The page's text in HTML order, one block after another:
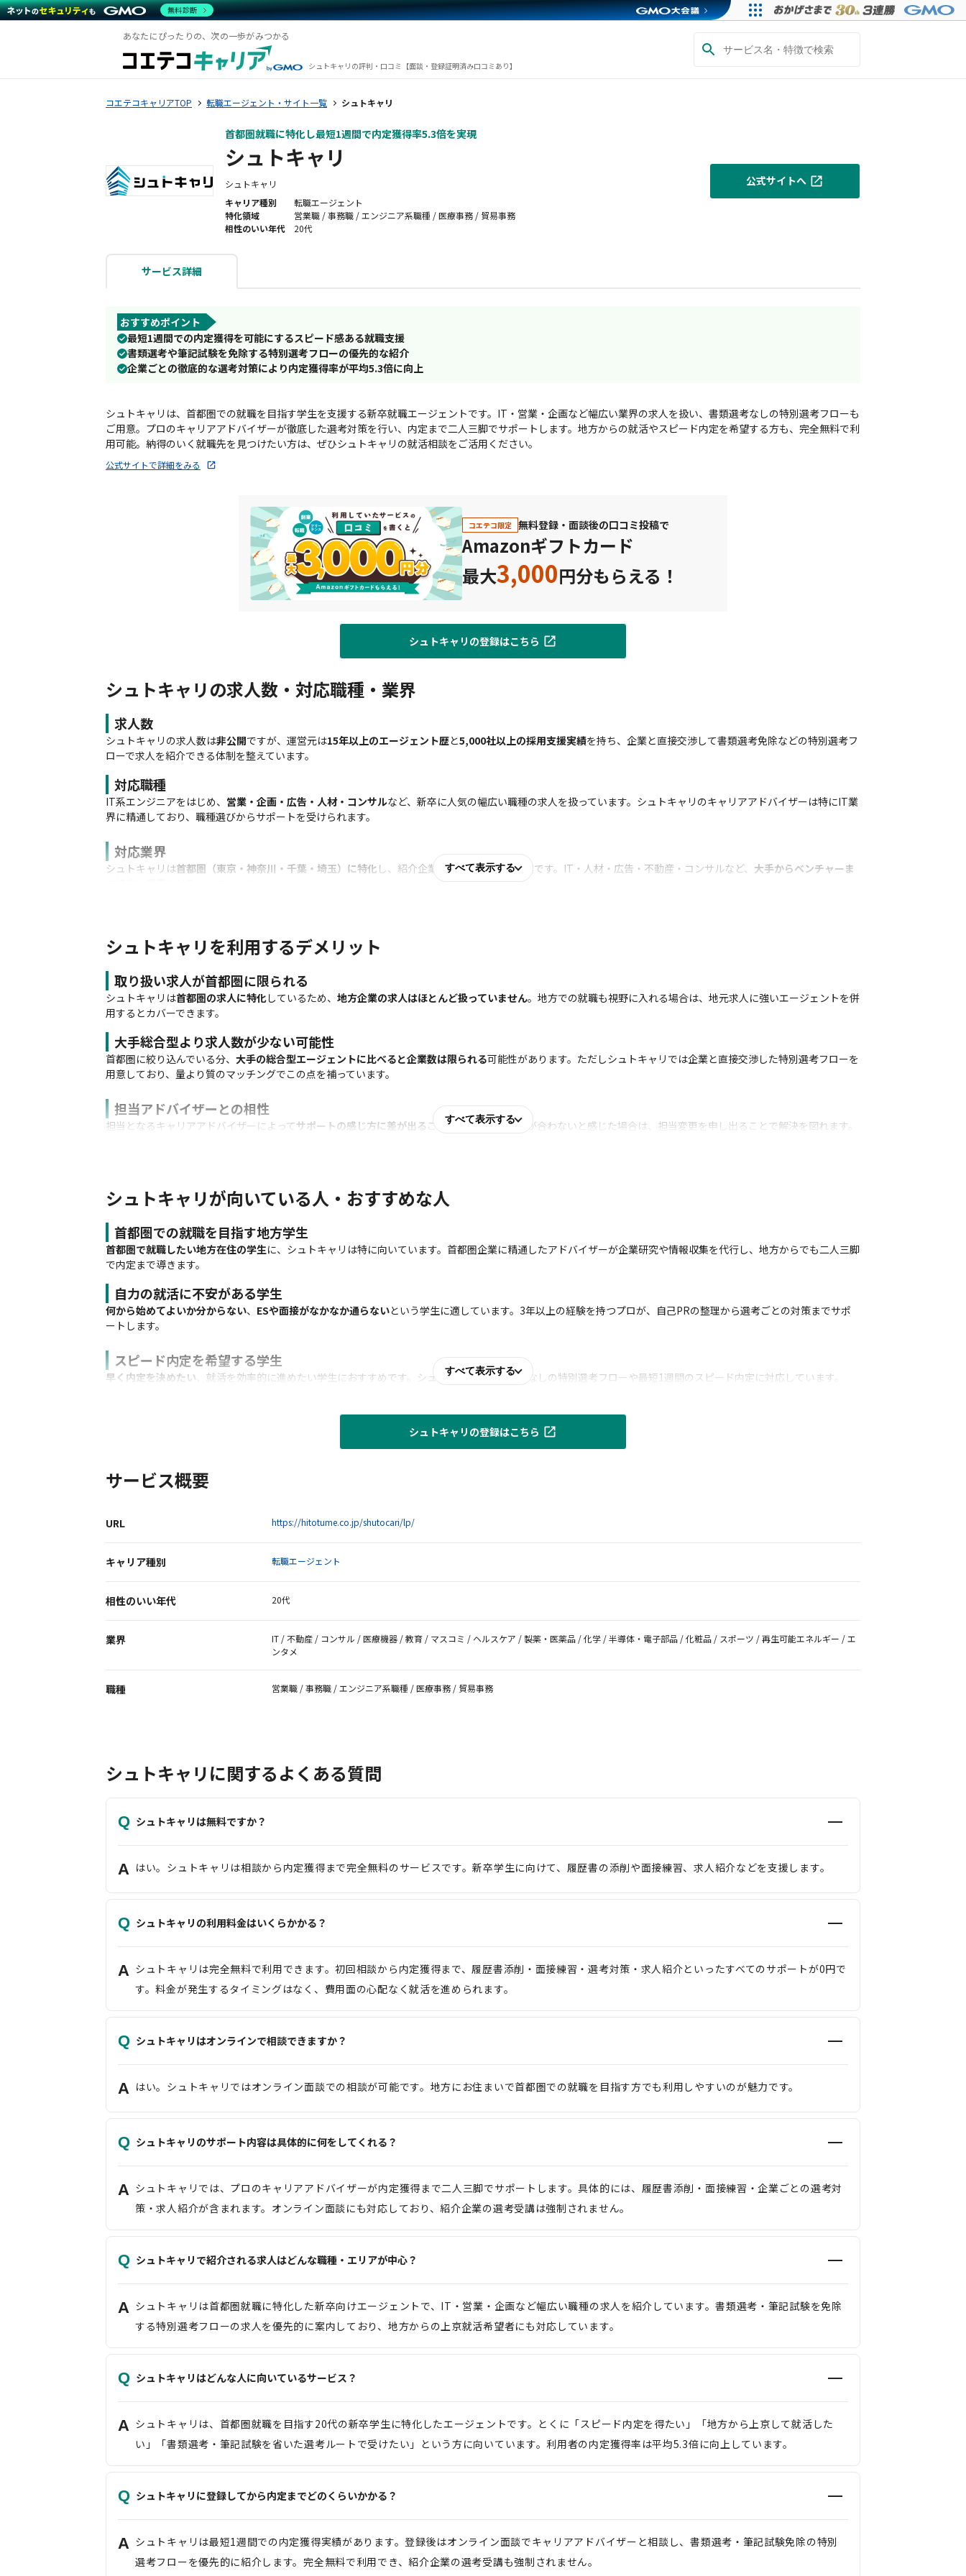
あなたにぴったりの、次の一歩がみつかる
シュトキャリの評判・口コミ【面談・登録証明済み口コミあり】
コエテコキャリアTOP 転職エージェント・サイト一覧 シュトキャリ
首都圏就職に特化し最短1週間で内定獲得率5.3倍を実現
シュトキャリ
シュトキャリ
キャリア種別
転職エージェント
特化領域
営業職 / 事務職 / エンジニア系職種 / 医療事務 / 貿易事務
相性のいい年代
20代
公式サイトへ
サービス詳細
おすすめポイント
最短1週間での内定獲得を可能にするスピード感ある就職支援
書類選考や筆記試験を免除する特別選考フローの優先的な紹介
企業ごとの徹底的な選考対策により内定獲得率が平均5.3倍に向上
シュトキャリは、首都圏での就職を目指す学生を支援する新卒就職エージェントです。IT・営業・企画など幅広い業界の求人を扱い、書類選考なしの特別選考フローも
ご用意。プロのキャリアアドバイザーが徹底した選考対策を行い、内定まで二人三脚でサポートします。地方からの就活やスピード内定を希望する方も、完全無料で利
用可能。納得のいく就職先を見つけたい方は、ぜひシュトキャリの就活相談をご活用ください。
公式サイトで詳細をみる
コエテコ限定 無料登録・面談後の口コミ投稿で
Amazonギフトカード
最大3,000円分もらえる！
シュトキャリの登録はこちら
シュトキャリの求人数・対応職種・業界
求人数
シュトキャリの求人数は非公開ですが、運営元は15年以上のエージェント歴と5,000社以上の採用支援実績を持ち、企業と直接交渉して書類選考免除などの特別選考フ
ローで求人を紹介できる体制を整えています。
対応職種
IT系エンジニアをはじめ、 営業・企画・広告・人材・コンサルなど、新卒に人気の幅広い職種の求人を扱っています。シュトキャリのキャリアアドバイザーは特にIT業
界に精通しており、職種選びからサポートを受けられます。
対応業界
シュトキャリは首都圏（東京・神奈川・千葉・埼玉）に特化 し、紹介企業の約9割が首都圏企業です。IT・人材・広告・不動産・コンサルなど、 大手からベンチャーま
すべて表示する
シュトキャリを利用するデメリット
取り扱い求人が首都圏に限られる
シュトキャリは首都圏の求人に特化しているため、 地方企業の求人はほとんど扱っていません。地方での就職も視野に入れる場合は、地元求人に強いエージェントを併
用するとカバーできます。
大手総合型より求人数が少ない可能性
首都圏に絞り込んでいる分、 大手の総合型エージェントに比べると企業数は限られる可能性があります。ただしシュトキャリでは企業と直接交渉した特別選考フローを
用意しており、量より質のマッチングでこの点を補っています。
担当アドバイザーとの相性
担当となるキャリアアドバイザーによってサポートの感じ方に差が出る ことがあります。相性が合わないと感じた場合は、担当変更を申し出ることで解決を図れます。
すべて表示する
シュトキャリが向いている人・おすすめな人
首都圏での就職を目指す地方学生
首都圏で就職したい地方在住の学生に、シュトキャリは特に向いています。首都圏企業に精通したアドバイザーが企業研究や情報収集を代行し、地方からでも二人三脚
で内定まで導きます。
自力の就活に不安がある学生
何から始めてよいか分からない、 ESや面接がなかなか通らないという学生に適しています。3年以上の経験を持つプロが、自己PRの整理から選考ごとの対策までサポ
ートします。
スピード内定を希望する学生
早く内定を決めたい 、就活を効率的に進めたい学生におすすめです。シュトキャリは書類選考なしの特別選考フローや最短1週間のスピード内定に対応しています。
すべて表示する
シュトキャリの登録はこちら
サービス概要
URL https://hitotume.co.jp/shutocari/lp/
キャリア種別 転職エージェント
相性のいい年代 20代
業界
IT / 不動産 / コンサル / 医療機器 / 教育 / マスコミ / ヘルスケア / 製薬・医薬品 / 化学 / 半導体・電子部品 / 化粧品 / スポーツ / 再生可能エネルギー / エ
ンタメ
職種 営業職 / 事務職 / エンジニア系職種 / 医療事務 / 貿易事務
シュトキャリに関するよくある質問
Q シュトキャリは無料ですか？
A はい。シュトキャリは相談から内定獲得まで完全無料のサービスです。新卒学生に向けて、履歴書の添削や面接練習、求人紹介などを支援します。
Q シュトキャリの利用料金はいくらかかる？
A シュトキャリは完全無料で利用できます。初回相談から内定獲得まで、履歴書添削・面接練習・選考対策・求人紹介といったすべてのサポートが0円で
す。料金が発生するタイミングはなく、費用面の心配なく就活を進められます。
Q シュトキャリはオンラインで相談できますか？
A はい。シュトキャリではオンライン面談での相談が可能です。地方にお住まいで首都圏での就職を目指す方でも利用しやすいのが魅力です。
Q シュトキャリのサポート内容は具体的に何をしてくれる？
A シュトキャリでは、プロのキャリアアドバイザーが内定獲得まで二人三脚でサポートします。具体的には、履歴書添削・面接練習・企業ごとの選考対
策・求人紹介が含まれます。オンライン面談にも対応しており、紹介企業の選考受講は強制されません。
Q シュトキャリで紹介される求人はどんな職種・エリアが中心？
A シュトキャリは首都圏就職に特化した新卒向けエージェントで、IT・営業・企画など幅広い職種の求人を紹介しています。書類選考・筆記試験を免除
する特別選考フローの求人を優先的に案内しており、地方からの上京就活希望者にも対応しています。
Q シュトキャリはどんな人に向いているサービス？
A シュトキャリは、首都圏就職を目指す20代の新卒学生に特化したエージェントです。とくに「スピード内定を得たい」「地方から上京して就活した
い」「書類選考・筆記試験を省いた選考ルートで受けたい」という方に向いています。利用者の内定獲得率は平均5.3倍に向上しています。
Q シュトキャリに登録してから内定までどのくらいかかる？
A シュトキャリは最短1週間での内定獲得実績があります。登録後はオンライン面談でキャリアアドバイザーと相談し、書類選考・筆記試験免除の特別
選考フローを優先的に紹介します。完全無料で利用でき、紹介企業の選考受講も強制されません。
無料診断